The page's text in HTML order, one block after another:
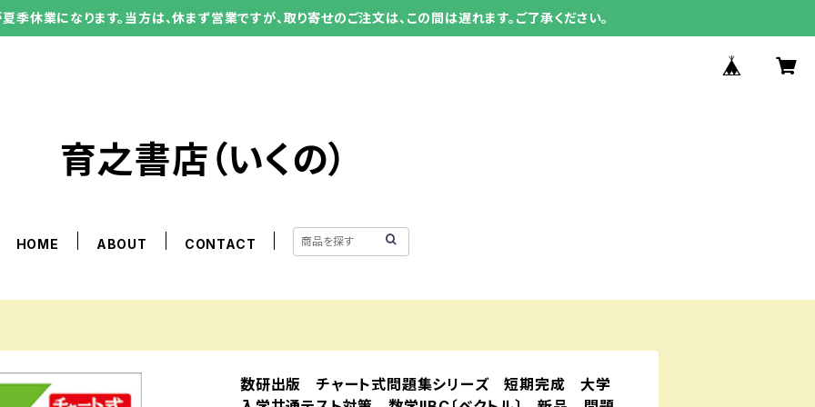
休業になります。当方は、休まず営業ですが、取り寄せのご注文は、この間は遅れます。ご了承ください。
育之書店（いくの）
HOME ABOUT CONTACT
数研出版 チャート式問題集シリーズ 短期完成 大学